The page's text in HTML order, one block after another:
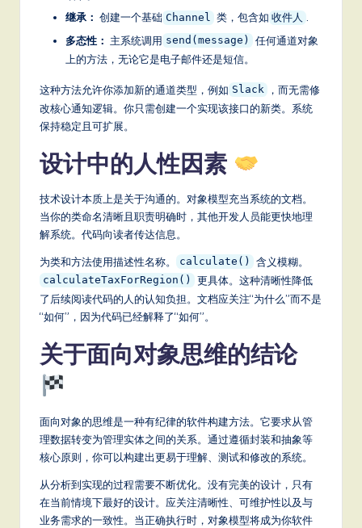
继承： 创建一个基础 Channel 类，包含如 收件人 .
多态性： 主系统调用 send(message) 任何通道对象
上的方法，无论它是电子邮件还是短信。
这种方法允许你添加新的通道类型，例如 Slack ，而无需修
改核心通知逻辑。你只需创建一个实现该接口的新类。系统
保持稳定且可扩展。
设计中的人性因素
技术设计本质上是关于沟通的。对象模型充当系统的文档。
当你的类命名清晰且职责明确时，其他开发人员能更快地理
解系统。代码向读者传达信息。
为类和方法使用描述性名称。 calculate() 含义模糊。
calculateTaxForRegion() 更具体。这种清晰性降低
了后续阅读代码的人的认知负担。文档应关注“为什么”而不是
“如何”，因为代码已经解释了“如何”。
关于面向对象思维的结论
面向对象的思维是一种有纪律的软件构建方法。它要求从管
理数据转变为管理实体之间的关系。通过遵循封装和抽象等
核心原则，你可以构建出更易于理解、测试和修改的系统。
从分析到实现的过程需要不断优化。没有完美的设计，只有
在当前情境下最好的设计。应关注清晰性、可维护性以及与
业务需求的一致性。当正确执行时，对象模型将成为你软件